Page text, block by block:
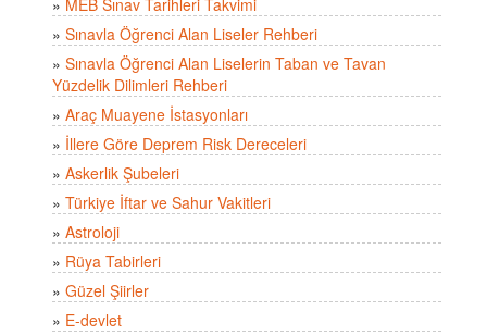
» Sınavla Öğrenci Alan Liseler Rehberi
» Sınavla Öğrenci Alan Liselerin Taban ve Tavan
Yüzdelik Dilimleri Rehberi
» Araç Muayene İstasyonları
» İllere Göre Deprem Risk Dereceleri
» Askerlik Şubeleri
» Türkiye İftar ve Sahur Vakitleri
» Astroloji
» Rüya Tabirleri
» Güzel Şiirler
» E-devlet